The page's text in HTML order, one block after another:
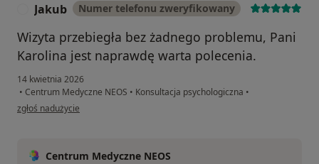
Jakub Numer telefonu zweryfikowany
Wizyta przebiegła bez żadnego problemu, Pani
Karolina jest naprawdę warta polecenia.
14 kwietnia 2026
• Centrum Medyczne NEOS • Konsultacja psychologiczna •
w opinii użytkownika Jakub
zgłoś nadużycie
Centrum Medyczne NEOS